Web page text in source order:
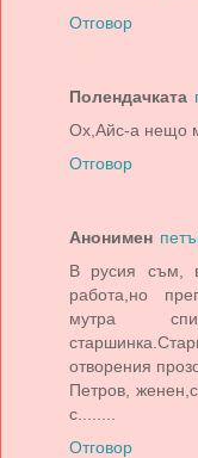
Отговор
Полендачката
Ох,Айс-а нещо
Отговор
Анонимен
В русия съм,
работа,но
мутра
отворения
Петров,
с........
Отговор